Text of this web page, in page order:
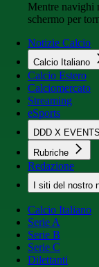
Mentre navighi
schermo per
Notizie Calcio
Calcio Italiano
Calcio Estero
Calciomercato
Streaming
eSports
DDD X EVENTS
Rubriche
Redazione
I siti del nostro
Calcio Italiano
Serie A
Serie B
Serie C
Dilettanti